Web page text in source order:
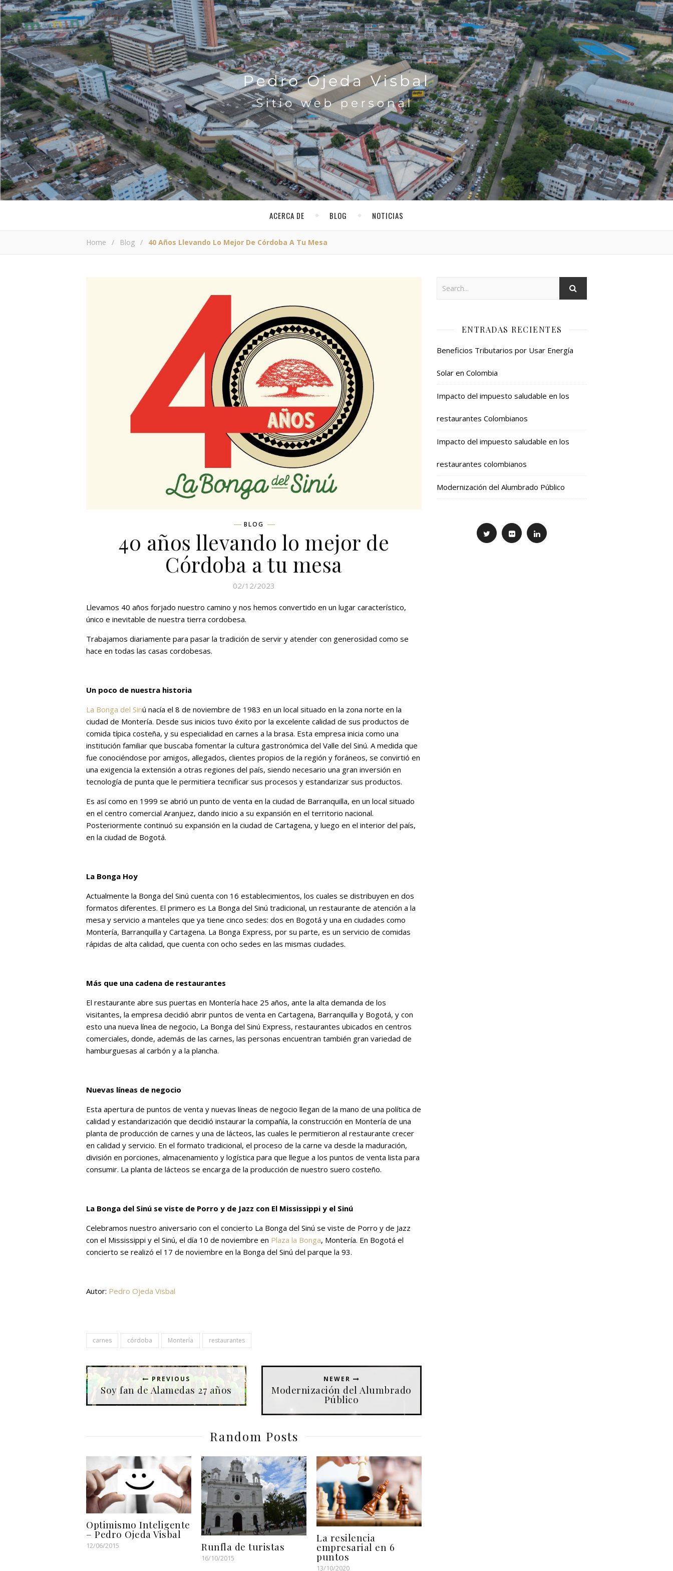
ACERCA DE BLOG NOTICIAS
Home / Blog / 40 Años Llevando Lo Mejor De Córdoba A Tu Mesa
BLOG
40 años llevando lo mejor de
Córdoba a tu mesa
02/12/2023
Llevamos 40 años forjado nuestro camino y nos hemos convertido en un lugar característico,
único e inevitable de nuestra tierra cordobesa.
Trabajamos diariamente para pasar la tradición de servir y atender con generosidad como se
hace en todas las casas cordobesas.
Un poco de nuestra historia
La Bonga del Sinú nacía el 8 de noviembre de 1983 en un local situado en la zona norte en la
ciudad de Montería. Desde sus inicios tuvo éxito por la excelente calidad de sus productos de
comida tí­pica costeña, y su especialidad en carnes a la brasa. Esta empresa inicia como una
institución familiar que buscaba fomentar la cultura gastronómica del Valle del Sinú. A medida que
fue conociéndose por amigos, allegados, clientes propios de la región y foráneos, se convirtió en
una exigencia la extensión a otras regiones del país, siendo necesario una gran inversión en
tecnología de punta que le permitiera tecnificar sus procesos y estandarizar sus productos.
Es así­ como en 1999 se abrió un punto de venta en la ciudad de Barranquilla, en un local situado
en el centro comercial Aranjuez, dando inicio a su expansión en el territorio nacional.
Posteriormente continuó su expansión en la ciudad de Cartagena, y luego en el interior del país,
en la ciudad de Bogotá.
La Bonga Hoy
Actualmente la Bonga del Sinú cuenta con 16 establecimientos, los cuales se distribuyen en dos
formatos diferentes. El primero es La Bonga del Sinú tradicional, un restaurante de atención a la
mesa y servicio a manteles que ya tiene cinco sedes: dos en Bogotá y una en ciudades como
Montería, Barranquilla y Cartagena. La Bonga Express, por su parte, es un servicio de comidas
rápidas de alta calidad, que cuenta con ocho sedes en las mismas ciudades.
Más que una cadena de restaurantes
El restaurante abre sus puertas en Montería hace 25 años, ante la alta demanda de los
visitantes, la empresa decidió abrir puntos de venta en Cartagena, Barranquilla y Bogotá, y con
esto una nueva lí­nea de negocio, La Bonga del Sinú Express, restaurantes ubicados en centros
comerciales, donde, además de las carnes, las personas encuentran también gran variedad de
hamburguesas al carbón y a la plancha.
Nuevas líneas de negocio
Esta apertura de puntos de venta y nuevas líneas de negocio llegan de la mano de una polí­tica de
calidad y estandarización que decidió instaurar la compañía, la construcción en Montería de una
planta de producción de carnes y una de lácteos, las cuales le permitieron al restaurante crecer
en calidad y servicio. En el formato tradicional, el proceso de la carne va desde la maduración,
división en porciones, almacenamiento y logística para que llegue a los puntos de venta lista para
consumir. La planta de lácteos se encarga de la producción de nuestro suero costeño.
La Bonga del Sinú se viste de Porro y de Jazz con El Mississippi y el Sinú
Celebramos nuestro aniversario con el concierto La Bonga del Sinú se viste de Porro y de Jazz
con el Mississippi y el Sinú, el día 10 de noviembre en Plaza la Bonga, Monterí­a. En Bogotá el
concierto se realizó el 17 de noviembre en la Bonga del Sinú del parque la 93.
Autor: Pedro Ojeda Visbal
carnes córdoba Montería restaurantes
PREVIOUS
Soy fan de Alamedas 27 años
NEWER
Modernización del Alumbrado
Público
Random Posts
Optimismo Inteligente
– Pedro Ojeda Visbal
12/06/2015 Runfla de turistas
16/10/2015
La resilencia
empresarial en 6
puntos
13/10/2020
ENTRADAS RECIENTES
Beneficios Tributarios por Usar Energía
Solar en Colombia
Impacto del impuesto saludable en los
restaurantes Colombianos
Impacto del impuesto saludable en los
restaurantes colombianos
Modernización del Alumbrado Público